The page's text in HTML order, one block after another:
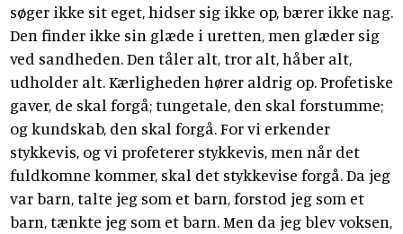
søger ikke sit eget, hidser sig ikke op, bærer ikke nag.
Den finder ikke sin glæde i uretten, men glæder sig
ved sandheden. Den tåler alt, tror alt, håber alt,
udholder alt. Kærligheden hører aldrig op. Profetiske
gaver, de skal forgå; tungetale, den skal forstumme;
og kundskab, den skal forgå. For vi erkender
stykkevis, og vi profeterer stykkevis, men når det
fuldkomne kommer, skal det stykkevise forgå. Da jeg
var barn, talte jeg som et barn, forstod jeg som et
barn, tænkte jeg som et barn. Men da jeg blev voksen,